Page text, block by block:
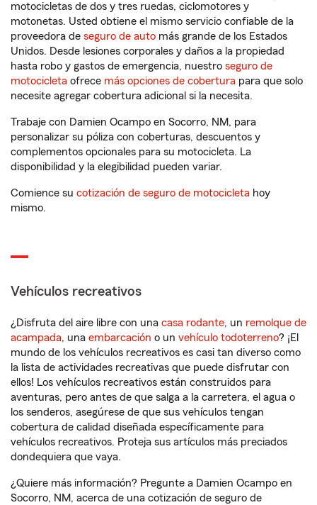
motocicletas de dos y tres ruedas, ciclomotores y
motonetas. Usted obtiene el mismo servicio confiable de la
proveedora de seguro de auto más grande de los Estados
Unidos. Desde lesiones corporales y daños a la propiedad
hasta robo y gastos de emergencia, nuestro seguro de
motocicleta ofrece más opciones de cobertura para que solo
necesite agregar cobertura adicional si la necesita.
Trabaje con Damien Ocampo en Socorro, NM, para
personalizar su póliza con coberturas, descuentos y
complementos opcionales para su motocicleta. La
disponibilidad y la elegibilidad pueden variar.
Comience su cotización de seguro de motocicleta hoy
mismo.
Vehículos recreativos
¿Disfruta del aire libre con una casa rodante, un remolque de
acampada, una embarcación o un vehículo todoterreno? ¡El
mundo de los vehículos recreativos es casi tan diverso como
la lista de actividades recreativas que puede disfrutar con
ellos! Los vehículos recreativos están construidos para
aventuras, pero antes de que salga a la carretera, el agua o
los senderos, asegúrese de que sus vehículos tengan
cobertura de calidad diseñada específicamente para
vehículos recreativos. Proteja sus artículos más preciados
dondequiera que vaya.
¿Quiere más información? Pregunte a Damien Ocampo en
Socorro, NM, acerca de una cotización de seguro de